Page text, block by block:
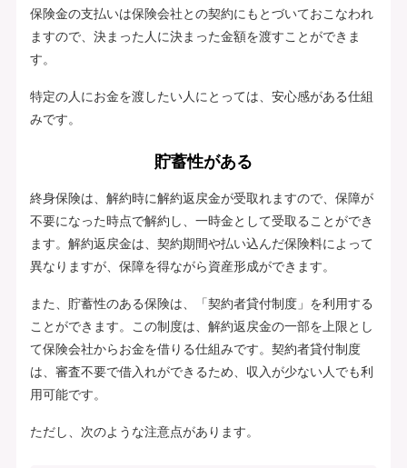
保険金の支払いは保険会社との契約にもとづいておこなわれ
ますので、決まった人に決まった金額を渡すことができま
す。
特定の人にお金を渡したい人にとっては、安心感がある仕組
みです。
貯蓄性がある
終身保険は、解約時に解約返戻金が受取れますので、保障が
不要になった時点で解約し、一時金として受取ることができ
ます。解約返戻金は、契約期間や払い込んだ保険料によって
異なりますが、保障を得ながら資産形成ができます。
また、貯蓄性のある保険は、「契約者貸付制度」を利用する
ことができます。この制度は、解約返戻金の一部を上限とし
て保険会社からお金を借りる仕組みです。契約者貸付制度
は、審査不要で借入れができるため、収入が少ない人でも利
用可能です。
ただし、次のような注意点があります。